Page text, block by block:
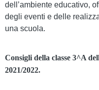
dell’ambiente educativo,
degli eventi e delle
una scuola.
Consigli della classe 3^A
2021/2022.